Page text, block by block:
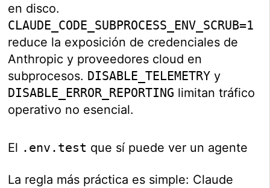
en disco.
CLAUDE_CODE_SUBPROCESS_ENV_SCRUB=1
reduce la exposición de credenciales de
Anthropic y proveedores cloud en
subprocesos. DISABLE_TELEMETRY y
DISABLE_ERROR_REPORTING limitan tráfico
operativo no esencial.
El .env.test que sí puede ver un agente
La regla más práctica es simple: Claude